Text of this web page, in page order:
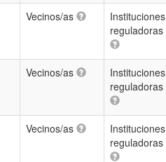
Vecinos/as
Instituciones
reguladoras
Vecinos/as
Instituciones
reguladoras
Vecinos/as
Instituciones
reguladoras